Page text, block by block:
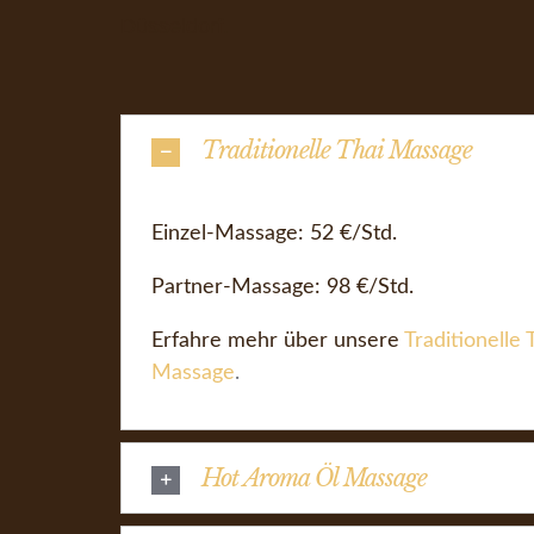
Traditionelle Thai Massage
Einzel-Massage: 52 €/Std.
Partner-Massage: 98 €/Std.
Erfahre mehr über unsere Traditionelle
Massage.
Hot Aroma Öl Massage